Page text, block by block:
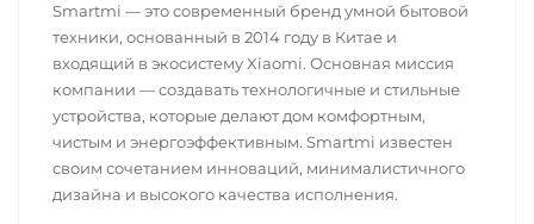
Smartmi — это современный бренд умной бытовой
техники, основанный в 2014 году в Китае и
входящий в экосистему Xiaomi. Основная миссия
компании — создавать технологичные и стильные
устройства, которые делают дом комфортным,
чистым и энергоэффективным. Smartmi известен
своим сочетанием инноваций, минималистичного
дизайна и высокого качества исполнения.